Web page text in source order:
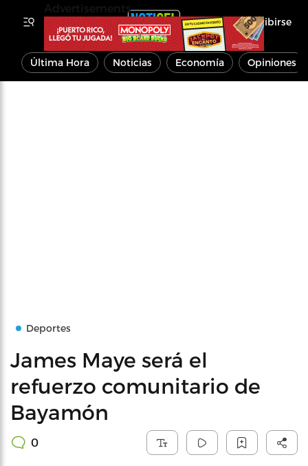
Inscribirse
Última Hora Noticias Economía Opiniones
Deportes
James Maye será el
refuerzo comunitario de
Bayamón
0
Advertisements